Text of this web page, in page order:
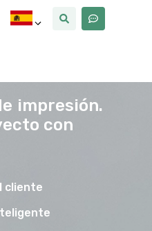
impresión.
con
cliente